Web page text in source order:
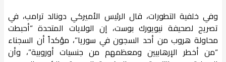
وفي خلفية التطورات، قال الرئيس الأميركي دونالد ترامب، في
تصريح لصحيفة نيويورك بوست، إن الولايات المتحدة “أحبطت
محاولة هروب من أحد السجون في سوريا”، مؤكداً أن السجناء
“من أخطر الإرهابيين ومعظمهم من جنسيات أوروبية”، وأن